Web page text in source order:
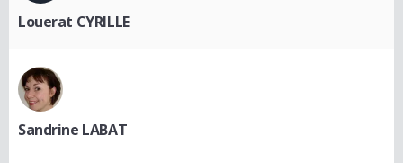
Louerat CYRILLE
Sandrine LABAT